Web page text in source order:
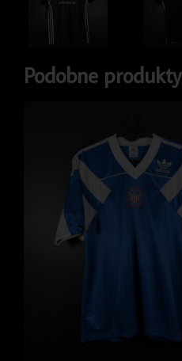
Podobne produkty